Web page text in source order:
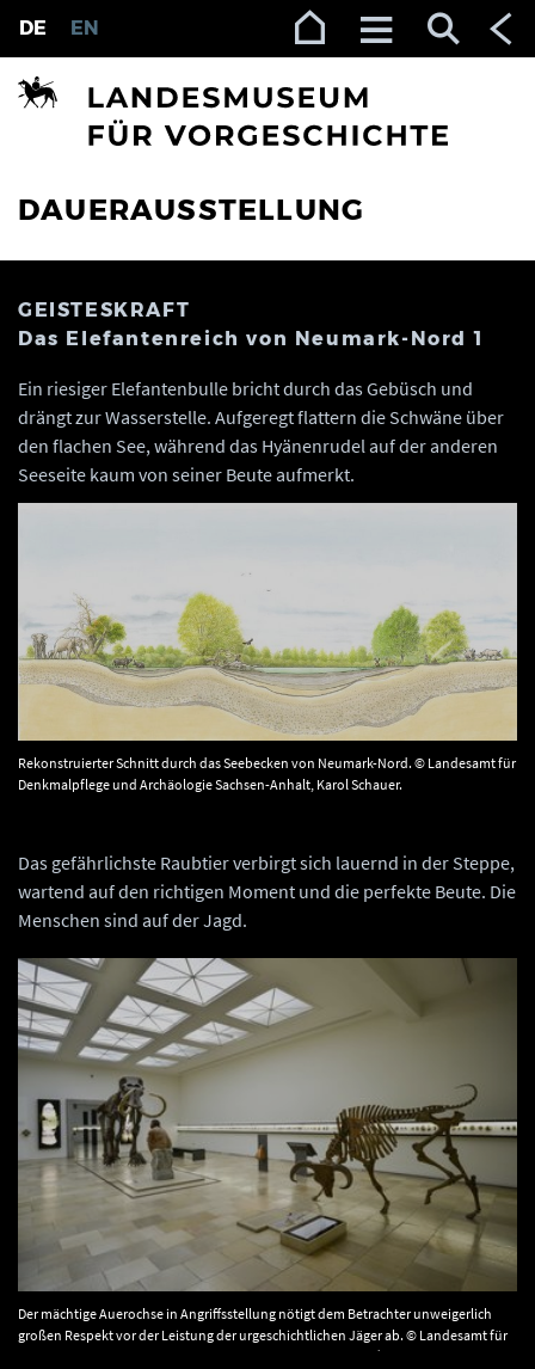
Zur Navigation (Enter)
Zum Inhalt (Enter)
Zum Footer (Enter)
DAUERAUSSTELLUNG
DE EN
GEISTESKRAFT
Das Elefantenreich von Neumark-Nord 1
Ein riesiger Elefantenbulle bricht durch das Gebüsch und
drängt zur Wasserstelle. Aufgeregt flattern die Schwäne über
den flachen See, während das Hyänenrudel auf der anderen
Seeseite kaum von seiner Beute aufmerkt.
Rekonstruierter Schnitt durch das Seebecken von Neumark-Nord. © Landesamt für
Denkmalpflege und Archäologie Sachsen-Anhalt, Karol Schauer.
Das gefährlichste Raubtier verbirgt sich lauernd in der Steppe,
wartend auf den richtigen Moment und die perfekte Beute. Die
Menschen sind auf der Jagd.
Der mächtige Auerochse in Angriffsstellung nötigt dem Betrachter unweigerlich
großen Respekt vor der Leistung der urgeschichtlichen Jäger ab. © Landesamt für
Denkmalpflege und Archäologie Sachsen-Anhalt, Juraj Lipták.